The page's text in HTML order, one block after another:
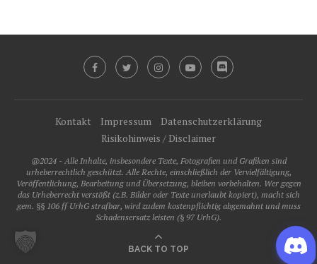
Kontakt Impressum
Datenschutzerklärung
Risikohinweis / Disclaimer
@2024 - Alle Inhalte, insbesondere Texte, Fotografien und Grafiken sind
urheberrechtlich geschützt. Alle Rechte, einschließlich der Vervielfältigung,
Veröffentlichung, Bearbeitung und Übersetzung, bleiben vorbehalten. Wer gegen
das Urheberrecht verstößt (z.B. Bilder oder Texte unerlaubt kopiert), macht sich
gem. §§ 106 ff UrhG strafbar, wird zudem kostenpflichtig abgemahnt und muss
Schadensersatz leisten (§ 97 UrhG).
BACK TO TOP